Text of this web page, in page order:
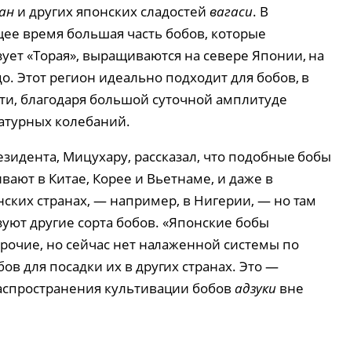
и других японских сладостей вагаси. В
время большая часть бобов, которые
«Торая», выращиваются на севере Японии, на
Этот регион идеально подходит для бобов, в
благодаря большой суточной амплитуде
колебаний.
Мицухару, рассказал, что подобные бобы
в Китае, Корее и Вьетнаме, и даже в
странах, — например, в Нигерии, — но там
другие сорта бобов. «Японские бобы
но сейчас нет налаженной системы по
для посадки их в других странах. Это —
культивации бобовадзуки вне